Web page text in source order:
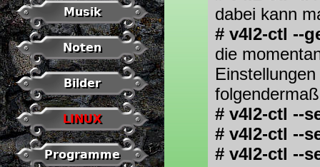
Musik
Noten
Bilder
LINUX
Programme
dabei kann
# v4l2-ctl --
die
# v4l2-ctl --
# v4l2-ctl --
# v4l2-ctl --